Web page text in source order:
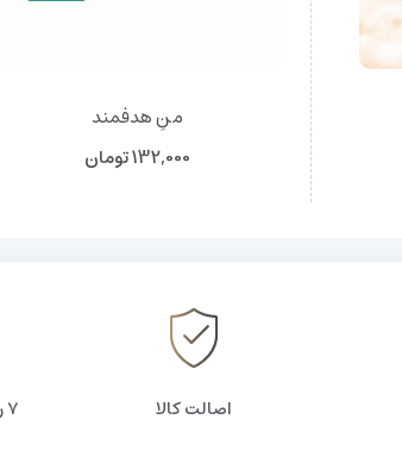
منِ هدفمند
132,000تومان
اصالت کالا ۷ روز بازگشت کالا